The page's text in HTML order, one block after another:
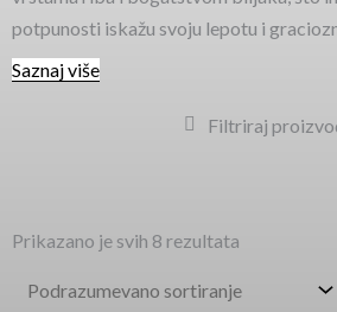
potpunosti iskažu svoju lepotu i
Saznaj više
Filtriraj
Prikazano je svih 8 rezultata